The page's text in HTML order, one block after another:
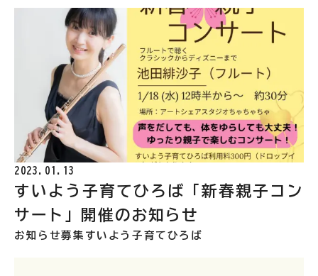
2023.01.13
すいよう子育てひろば「新春親子コン
サート」開催のお知らせ
お知らせ募集 すいよう子育てひろば